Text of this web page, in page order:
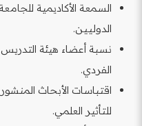
السمعة الأكاديمية
الدوليين.
نسبة أعضاء هيئة
الفردي.
للتأثير العلمي.